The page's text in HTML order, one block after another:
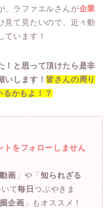
、ラファエルさんが企業
見て見たいので、近々動
ています！
！と思って頂けたら是非
いします！ 皆さんの周り
かもよ！？
をフォローしません
画 」や「知られざる
いて毎日つぶやきま
企画 」もオススメ！